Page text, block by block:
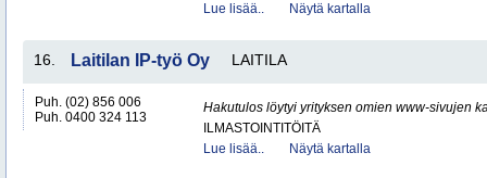
Lue lisää..
Näytä kartalla
16. Laitilan IP-työ Oy LAITILA
Puh. (02) 856 006
Puh. 0400 324 113
Hakutulos löytyi yrityksen omien www-sivujen
ILMASTOINTITÖITÄ
Lue lisää..
Näytä kartalla